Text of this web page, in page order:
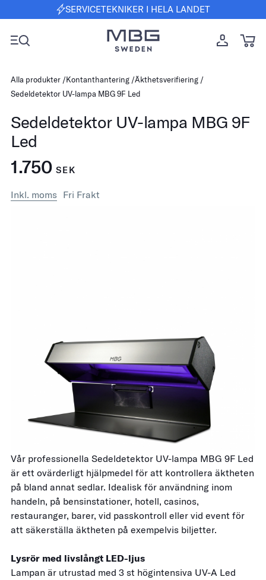
SERVICETEKNIKER I HELA LANDET
Alla produkter Kontanthantering Äkthetsverifiering
Sedeldetektor UV-lampa MBG 9F Led
Sedeldetektor UV-lampa MBG 9F
Led
1.750 SEK
Inkl. moms Fri Frakt
Vår professionella Sedeldetektor UV-lampa MBG 9F Led
är ett ovärderligt hjälpmedel för att kontrollera äktheten
på bland annat sedlar. Idealisk för användning inom
handeln, på bensinstationer, hotell, casinos,
restauranger, barer, vid passkontroll eller vid event för
att säkerställa äktheten på exempelvis biljetter.
Lysrör med livslångt LED-ljus
Lampan är utrustad med 3 st högintensiva UV-A Led